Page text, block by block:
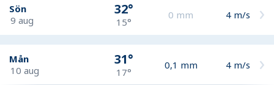
Sön
9 aug
32°
15°
0 mm 4 m/s
Mån
10 aug
31°
17°
0,1 mm 4 m/s